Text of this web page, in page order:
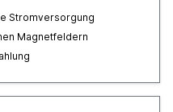
Stromversorgung
Magnetfeldern